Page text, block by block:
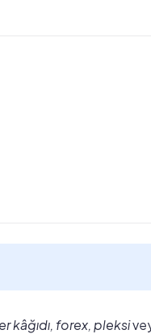
kâğıdı, forex, pleksi